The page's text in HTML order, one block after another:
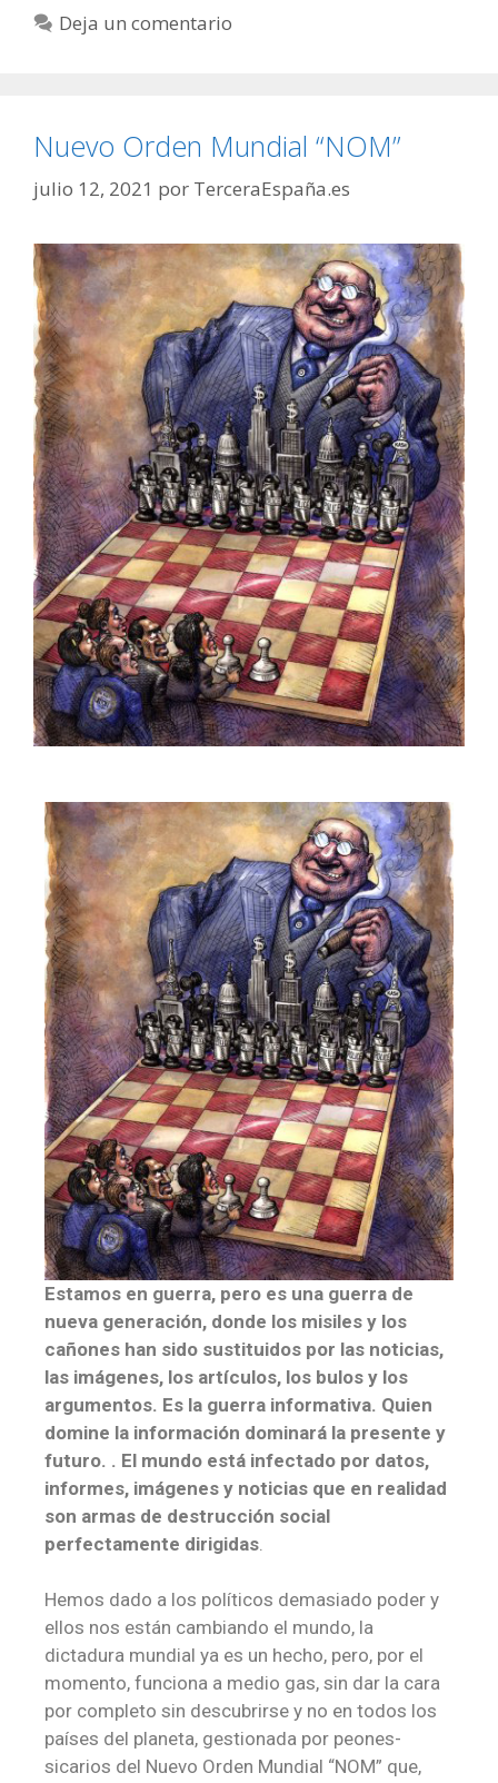
Deja un comentario
Nuevo Orden Mundial “NOM”
julio 12, 2021 por TerceraEspaña.es
Estamos en guerra, pero es una guerra de
nueva generación, donde los misiles y los
cañones han sido sustituidos por las noticias,
las imágenes, los artículos, los bulos y los
argumentos. Es la guerra informativa. Quien
domine la información dominará la presente y
futuro. . El mundo está infectado por datos,
informes, imágenes y noticias que en realidad
son armas de destrucción social
perfectamente dirigidas
Hemos dado a los políticos demasiado poder y
ellos nos están cambiando el mundo, la
dictadura mundial ya es un hecho, pero, por el
momento, funciona a medio gas, sin dar la cara
por completo sin descubrirse y no en todos los
países del planeta, gestionada por peones-
sicarios del Nuevo Orden Mundial “NOM” que,